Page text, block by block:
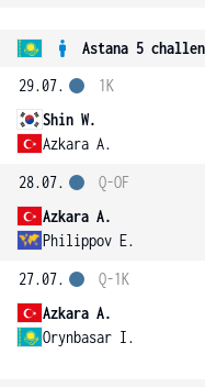
Astana 5
29.07.
Shin W.
Azkara A.
1K
28.07.
Azkara A.
Philippov E.
Q-OF
27.07.
Azkara A.
Orynbasar I.
Q-1K